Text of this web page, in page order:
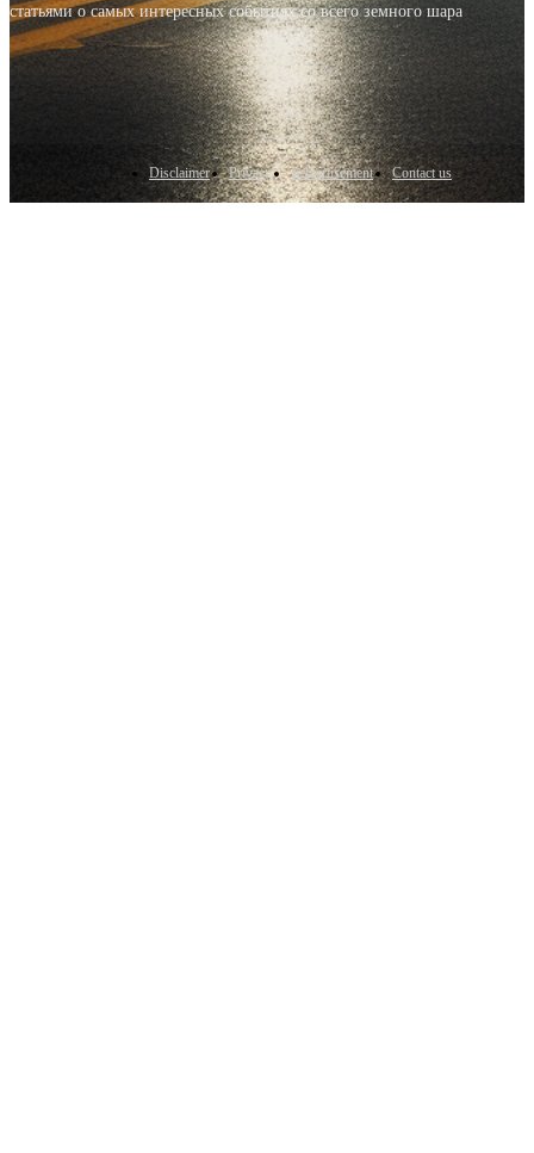
статьями о самых интересных событиях со всего земного шара
Disclaimer Privacy Advertisement Contact us